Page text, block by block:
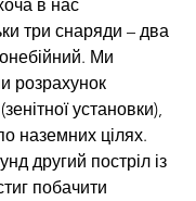
в нас
три снаряди – два
Ми
розрахунок
установки),
наземних цілях.
другий постріл із
побачити